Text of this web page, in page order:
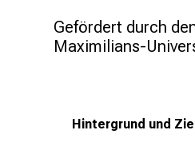
Gefördert durch
Maximilians-
Hintergrund und Ziel